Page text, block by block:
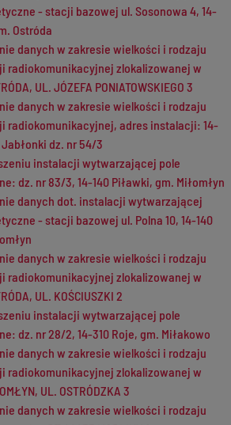
- stacji bazowej ul. Sosonowa 4, 14-
Ostróda
danych w zakresie wielkości i rodzaju
radiokomunikacyjnej zlokalizowanej w
UL. JÓZEFA PONIATOWSKIEGO 3
danych w zakresie wielkości i rodzaju
radiokomunikacyjnej, adres instalacji: 14-
dz. nr 54/3
instalacji wytwarzającej pole
dz. nr 83/3, 14-140 Piławki, gm. Miłomłyn
danych dot. instalacji wytwarzającej
- stacji bazowej ul. Polna 10, 14-140
danych w zakresie wielkości i rodzaju
radiokomunikacyjnej zlokalizowanej w
UL. KOŚCIUSZKI 2
instalacji wytwarzającej pole
dz. nr 28/2, 14-310 Roje, gm. Miłakowo
danych w zakresie wielkości i rodzaju
radiokomunikacyjnej zlokalizowanej w
UL. OSTRÓDZKA 3
danych w zakresie wielkości i rodzaju